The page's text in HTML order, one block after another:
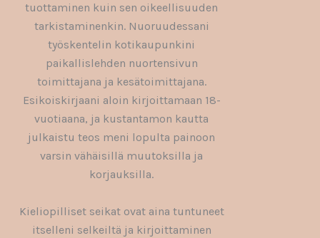
tuottaminen kuin sen oikeellisuuden
tarkistaminenkin. Nuoruudessani
työskentelin kotikaupunkini
paikallislehden nuortensivun
toimittajana ja kesätoimittajana.
Esikoiskirjaani aloin kirjoittamaan 18-
vuotiaana, ja kustantamon kautta
julkaistu teos meni lopulta painoon
varsin vähäisillä muutoksilla ja
korjauksilla.
Kieliopilliset seikat ovat aina tuntuneet
itselleni selkeiltä ja kirjoittaminen